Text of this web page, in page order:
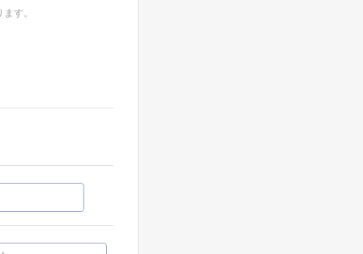
す。